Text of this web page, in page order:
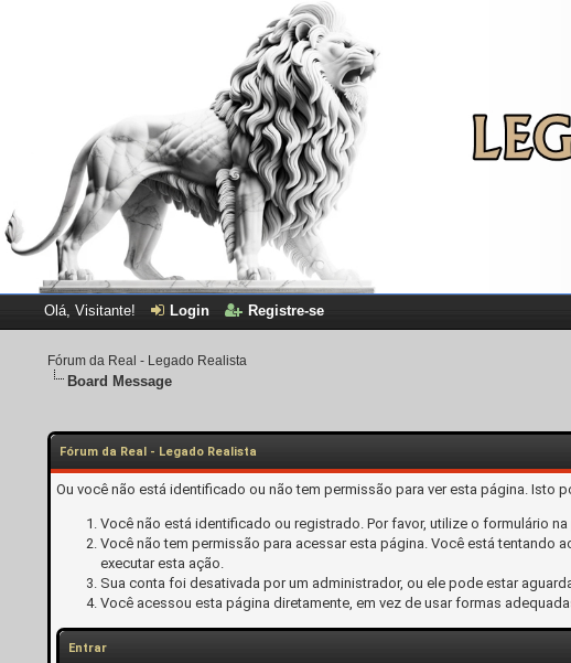
Olá, Visitante! Login Registre-se
Fórum da Real - Legado Realista
Board Message
Fórum da Real - Legado Realista
Ou você não está identificado ou não tem permissão para ver esta página. Isto
Você não está identificado ou registrado. Por favor, utilize o formulário
Você não tem permissão para acessar esta página. Você está tentando
executar esta ação.
Sua conta foi desativada por um administrador, ou ele pode estar
Você acessou esta página diretamente, em vez de usar formas
Entrar